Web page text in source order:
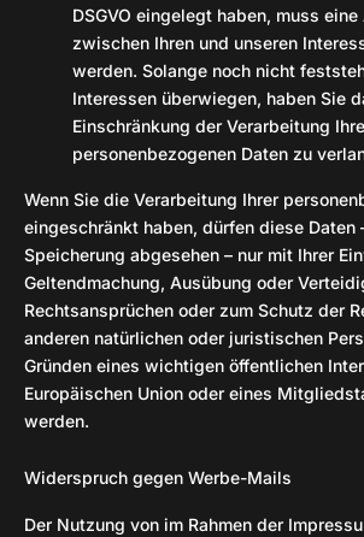
DSGVO eingelegt haben, muss
zwischen Ihren und unseren
werden. Solange noch nicht
Interessen überwiegen, haben Sie
Einschränkung der Verarbeitung
personenbezogenen Daten zu
Wenn Sie die Verarbeitung Ihrer
eingeschränkt haben, dürfen diese Daten
Speicherung abgesehen – nur mit Ihrer
Geltendmachung, Ausübung oder
Rechtsansprüchen oder zum Schutz der
anderen natürlichen oder juristischen
Gründen eines wichtigen öffentlichen
Europäischen Union oder eines
werden.
Widerspruch gegen Werbe-Mails
Der Nutzung von im Rahmen der